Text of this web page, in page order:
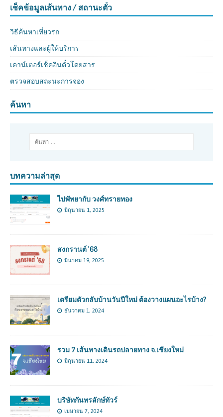
เช็คข้อมูลเส้นทาง / สถานะตั๋ว
วิธีค้นหาเที่ยวรถ
เส้นทางและผู้ให้บริการ
เคาน์เตอร์เช็คอินตั๋วโดยสาร
ตรวจสอบสถะนะการจอง
ค้นหา
บทความล่าสุด
ไปพัทยากับ วงศ์ทรายทอง
มิถุนายน 1, 2025
สงกรานต์ ’68
มีนาคม 19, 2025
เตรียมตัวกลับบ้านวันปีใหม่ ต้องวางแผนอะไรบ้าง?
ธันวาคม 1, 2024
รวม 7 เส้นทางเดินรถปลายทาง จ.เชียงใหม่
มิถุนายน 11, 2024
บริษัทกันทรลักษ์ทัวร์
เมษายน 7, 2024